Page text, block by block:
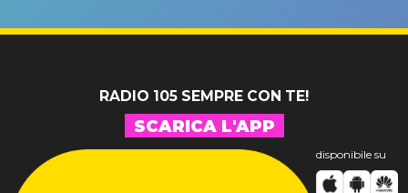
RADIO 105 SEMPRE CON TE!
SCARICA L'APP
disponibile su